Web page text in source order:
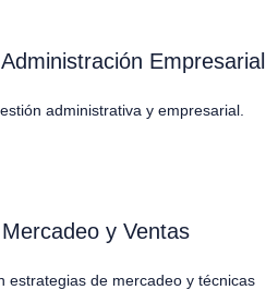
Empresarial
administrativa y empresarial.
y Ventas
estrategias de mercadeo y técnicas